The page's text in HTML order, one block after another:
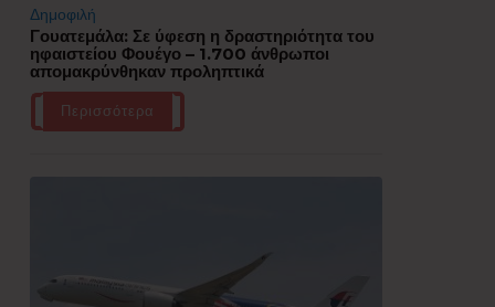
Δημοφιλή
Γουατεμάλα: Σε ύφεση η δραστηριότητα του
ηφαιστείου Φουέγο – 1.700 άνθρωποι
απομακρύνθηκαν προληπτικά
Περισσότερα